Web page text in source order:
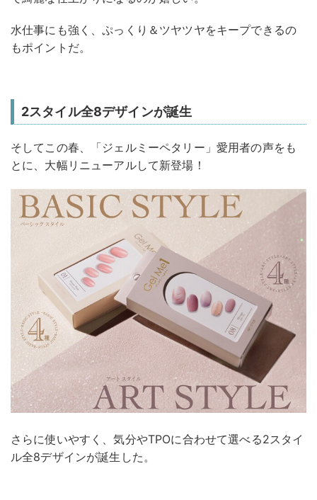
水仕事にも強く、ぷっくり＆ツヤツヤをキープできるの
もポイントだ。
2スタイル全8デザインが誕生
そしてこの春、「ジェルミーペタリー」愛用者の声をも
とに、大幅リニューアルして新登場！
さらに使いやすく、気分やTPOに合わせて選べる2スタイ
ル全8デザインが誕生した。